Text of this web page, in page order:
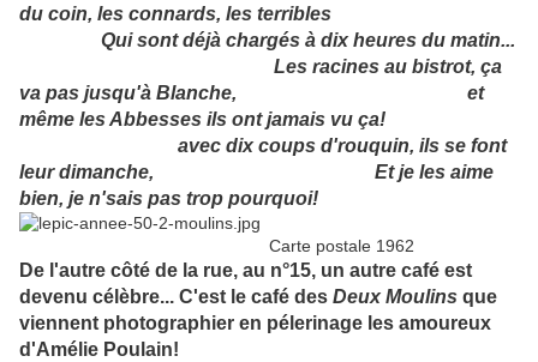
du coin, les connards, les terribles
Qui sont déjà chargés à dix heures du matin...
Les racines au bistrot, ça
va pas jusqu'à Blanche, et
même les Abbesses ils ont jamais vu ça!
avec dix coups d'rouquin, ils se font
leur dimanche, Et je les aime
bien, je n'sais pas trop pourquoi!
Carte postale 1962
De l'autre côté de la rue, au n°15, un autre café est
devenu célèbre... C'est le café des Deux Moulins que
viennent photographier en pélerinage les amoureux
d'Amélie Poulain!